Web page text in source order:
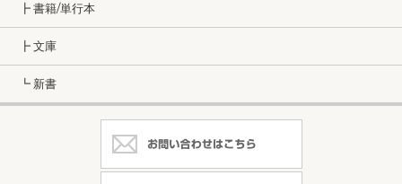
┣ 書籍/単行本
┣ 文庫
┗ 新書